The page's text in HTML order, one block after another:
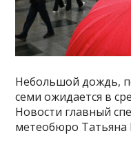
Небольшой дождь,
семи ожидается в
Новости главный
метеобюро Татьяна